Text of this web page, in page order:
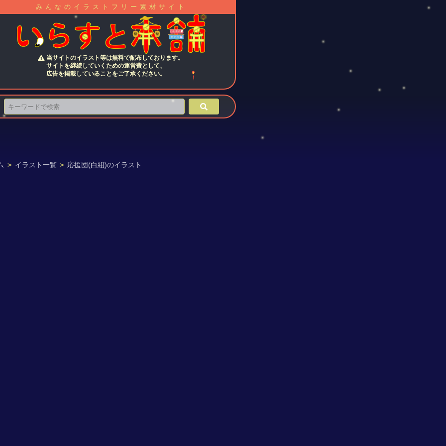
みんなのイラストフリー素材サイト
当サイトのイラスト等は無料で配布しております。
サイトを継続していくための運営費として、
広告を掲載していることをご了承ください。
> イラスト一覧 > 応援団(白組)のイラスト